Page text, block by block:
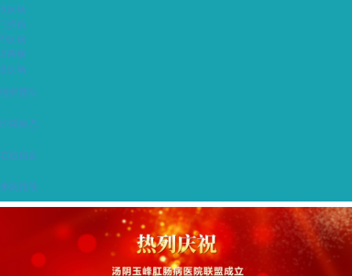
疾病
损伤
疾病
疾病
疾病
医师团队
医院动态
在线留言
来院路线